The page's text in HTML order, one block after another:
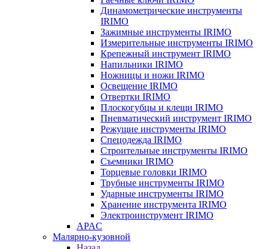
Динамометрические инструменты
IRIMO
Зажимные инструменты IRIMO
Измерительные инструменты IRIMO
Крепежный инструмент IRIMO
Напильники IRIMO
Ножницы и ножи IRIMO
Освещение IRIMO
Отвертки IRIMO
Плоскогубцы и клещи IRIMO
Пневматический инструмент IRIMO
Режущие инструменты IRIMO
Спецодежда IRIMO
Строительные инструменты IRIMO
Съемники IRIMO
Торцевые головки IRIMO
Трубные инструменты IRIMO
Ударные инструменты IRIMO
Хранение инструмента IRIMO
Электроинструмент IRIMO
APAC
Малярно-кузовной